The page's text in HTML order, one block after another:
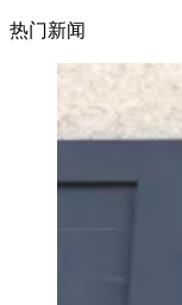
热门新闻